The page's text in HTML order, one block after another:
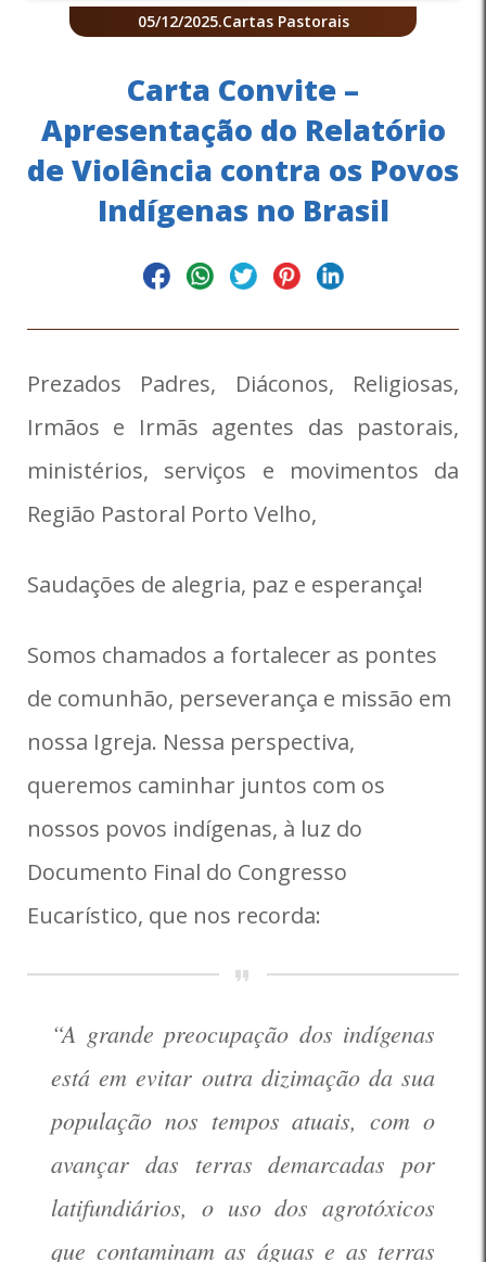
05/12/2025.Cartas Pastorais
Carta Convite –
Apresentação do Relatório
de Violência contra os Povos
Indígenas no Brasil
Prezados Padres, Diáconos, Religiosas,
Irmãos e Irmãs agentes das pastorais,
ministérios, serviços e movimentos da
Região Pastoral Porto Velho,
Saudações de alegria, paz e esperança!
Somos chamados a fortalecer as pontes
de comunhão, perseverança e missão em
nossa Igreja. Nessa perspectiva,
queremos caminhar juntos com os
nossos povos indígenas, à luz do
Documento Final do Congresso
Eucarístico, que nos recorda:
“A grande preocupação dos indígenas
está em evitar outra dizimação da sua
população nos tempos atuais, com o
avançar das terras demarcadas por
latifundiários, o uso dos agrotóxicos
que contaminam as águas e as terras